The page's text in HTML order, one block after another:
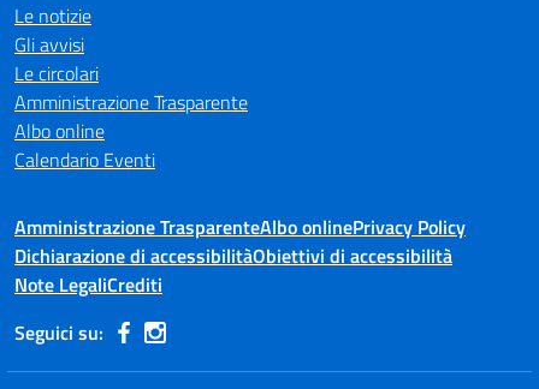
Le notizie
Gli avvisi
Le circolari
Amministrazione Trasparente
Albo online
Calendario Eventi
Amministrazione TrasparenteAlbo onlinePrivacy Policy
Dichiarazione di accessibilitàObiettivi di accessibilità
Note LegaliCrediti
Seguici su: